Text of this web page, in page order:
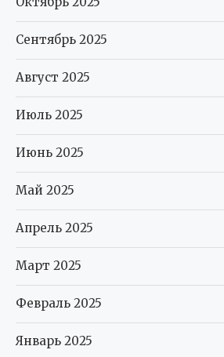
Сентябрь 2025
Август 2025
Июль 2025
Июнь 2025
Май 2025
Апрель 2025
Март 2025
Февраль 2025
Январь 2025